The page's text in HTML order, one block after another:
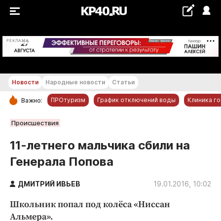
РЕКЛАМА +20...+21 °С
РУБРИКИ
Статьи
Народные новости
Благоустройство
Новости Народные новости Статьи
Важно: ПРОтуризм График отключений воды Клиника
Происшествия
11-летнего мальчика сбили на
Генерала Попова
ДМИТРИЙ ИВЬЕВ 19.01.2016, 10:02
Школьник попал под колёса «Ниссан
Альмера».